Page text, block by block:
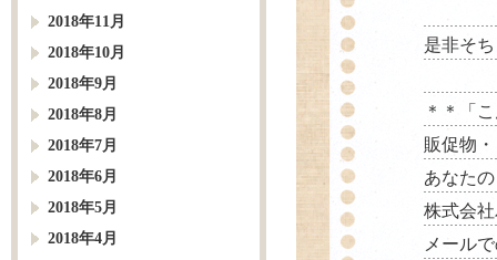
2018年11月
2018年10月
2018年9月
2018年8月
2018年7月
2018年6月
2018年5月
2018年4月
是非そ
＊＊「
販促物
あなた
株式会社
メール